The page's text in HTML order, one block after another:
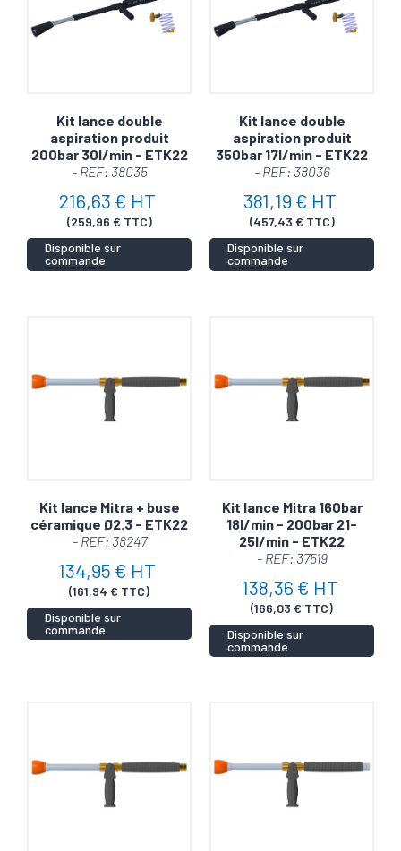
Kit lance double
aspiration produit
200bar 30l/min - ETK22
- REF: 38035
216,63 € HT
(259,96 € TTC)
Disponible sur
commande
Kit lance double
aspiration produit
350bar 17l/min - ETK22
- REF: 38036
381,19 € HT
(457,43 € TTC)
Disponible sur
commande
Kit lance Mitra + buse
céramique Ø2.3 - ETK22
- REF: 38247
134,95 € HT
(161,94 € TTC)
Disponible sur
commande
Kit lance Mitra 160bar
18l/min - 200bar 21-
25l/min - ETK22
- REF: 37519
138,36 € HT
(166,03 € TTC)
Disponible sur
commande